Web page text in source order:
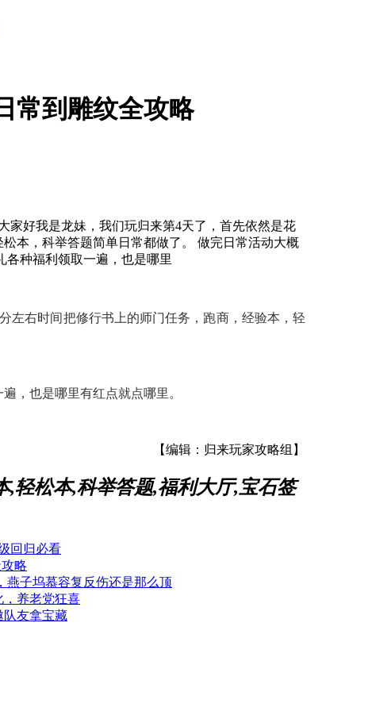
常到雕纹全攻略
家好我是龙妹，我们玩归来第4天了，首先依然是花
本，科举答题简单日常都做了。 做完日常活动大概
各种福利领取一遍，也是哪里
左右时间把修行书 上的师门任务 ， 跑商， 经验本，轻
，也是哪里有红点就点哪里。
【编辑：归来玩家攻略组】
,轻松本,科举答题,福利大厅,宝石签
回归必看
略
燕子坞慕容复反伤还是那么顶
，养老党狂喜
队友拿宝藏